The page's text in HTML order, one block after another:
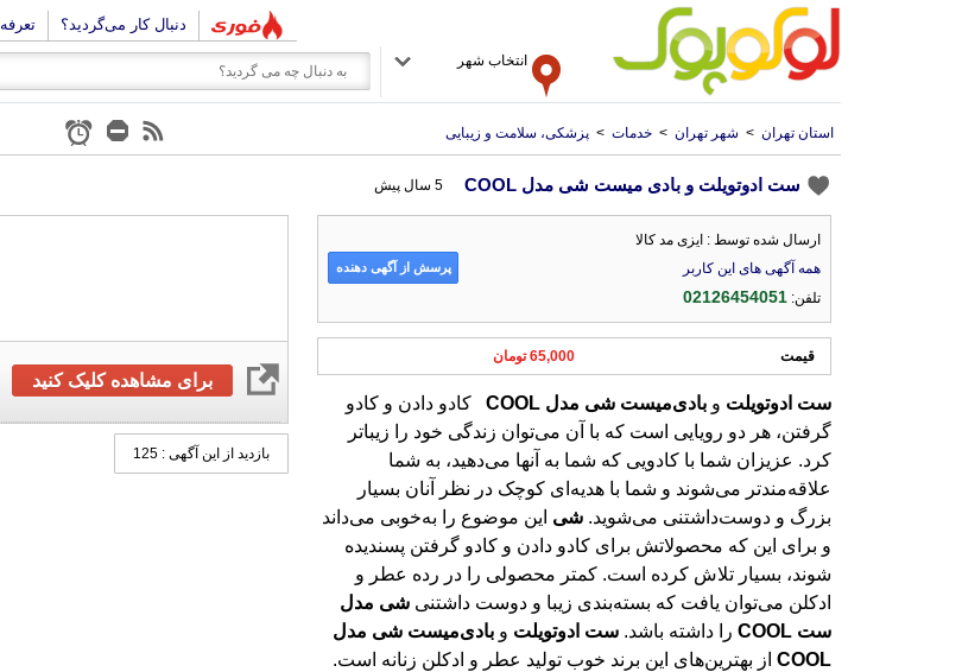
دنبال کار می‌گردید؟ تعرفه
انتخاب شهر
استان تهران > شهر تهران > خدمات > پزشکی، سلامت و زیبایی
ست ادوتویلت و بادی میست شی مدل COOL 5 سال پیش
برای مشاهده کلیک کنید
بازدید از این آگهی : 125
ارسال شده توسط : ایزی مد کالا
همه آگهی های این کاربر
تلفن:02126454051
پرسش از آگهی دهنده
قیمت 65,000 تومان
ست ادوتویلت و بادیمیست شی مدل COOL کادو دادن و کادو
گرفتن، هر دو رویایی است که با آن می‌توان زندگی خود را زیباتر
کرد. عزیزان شما با کادویی که شما به آنها می‌دهید، به شما
علاقه‌مندتر می‌شوند و شما با هدیه‌ای کوچک در نظر آنان بسیار
بزرگ و دوست‌داشتنی می‌شوید. شی این موضوع را به‌خوبی می‌داند
و برای این که محصولاتش برای کادو دادن و کادو گرفتن پسندیده
شوند، بسیار تلاش کرده است. کمتر محصولی را در رده عطر و
ادکلن می‌توان یافت که بسته‌بندی زیبا و دوست داشتنی شی مدل
ست COOL را داشته باشد. ست ادوتویلت و بادیمیست شی مدل
COOL از بهترین‌های این برند خوب تولید عطر و ادکلن زنانه است.